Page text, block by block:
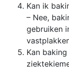
Kan ik
– Nee,
gebruiken
Kan